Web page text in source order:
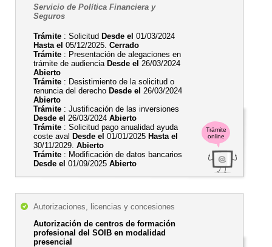
Trámite
online
Servicio de Política Financiera y
Seguros
Trámite : Solicitud Desde el 01/03/2024
Hasta el 05/12/2025. Cerrado
Trámite : Presentación de alegaciones en
trámite de audiencia Desde el 26/03/2024
Abierto
Trámite : Desistimiento de la solicitud o
renuncia del derecho Desde el 26/03/2024
Abierto
Trámite : Justificación de las inversiones
Desde el 26/03/2024 Abierto
Trámite : Solicitud pago anualidad ayuda
coste aval Desde el 01/01/2025 Hasta el
30/11/2029. Abierto
Trámite : Modificación de datos bancarios
Desde el 01/09/2025 Abierto
Autorizaciones, licencias y concesiones
Autorización de centros de formación
profesional del SOIB en modalidad
presencial